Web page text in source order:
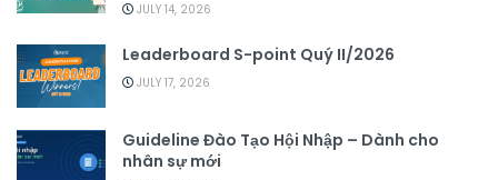
JULY 14, 2026
Leaderboard S-point Quý II/2026
JULY 17, 2026
Guideline Đào Tạo Hội Nhập – Dành cho
nhân sự mới